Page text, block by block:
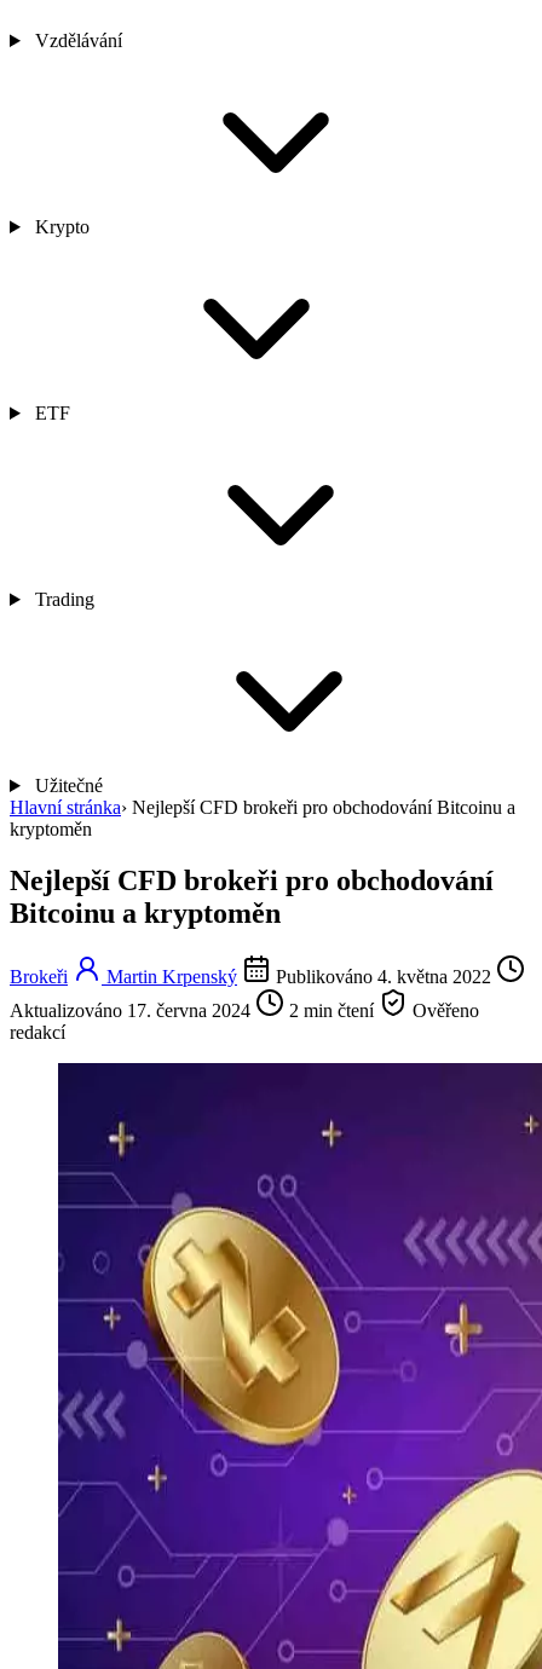
Vzdělávání
Krypto
ETF
Trading
Užitečné
Hlavní stránka› Nejlepší CFD brokeři pro obchodování Bitcoinu a
kryptoměn
Nejlepší CFD brokeři pro obchodování
Bitcoinu a kryptoměn
Brokeři Martin Krpenský
Publikováno 4. května 2022
Aktualizováno 17. června 2024
2 min čtení
Ověřeno
redakcí